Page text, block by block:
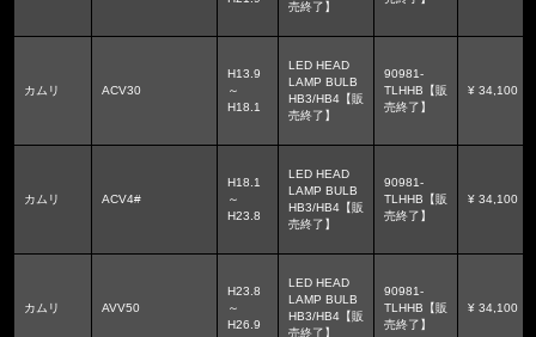
売終了】
カムリ ACV30
H13.9
～
H18.1
LED HEAD
LAMP BULB
HB3/HB4【販
売終了】
90981-
TLHHB【販
売終了】
¥ 34,100
カムリ ACV4#
H18.1
～
H23.8
LED HEAD
LAMP BULB
HB3/HB4【販
売終了】
90981-
TLHHB【販
売終了】
¥ 34,100
カムリ AVV50
H23.8
～
H26.9
LED HEAD
LAMP BULB
HB3/HB4【販
売終了】
90981-
TLHHB【販
売終了】
¥ 34,100